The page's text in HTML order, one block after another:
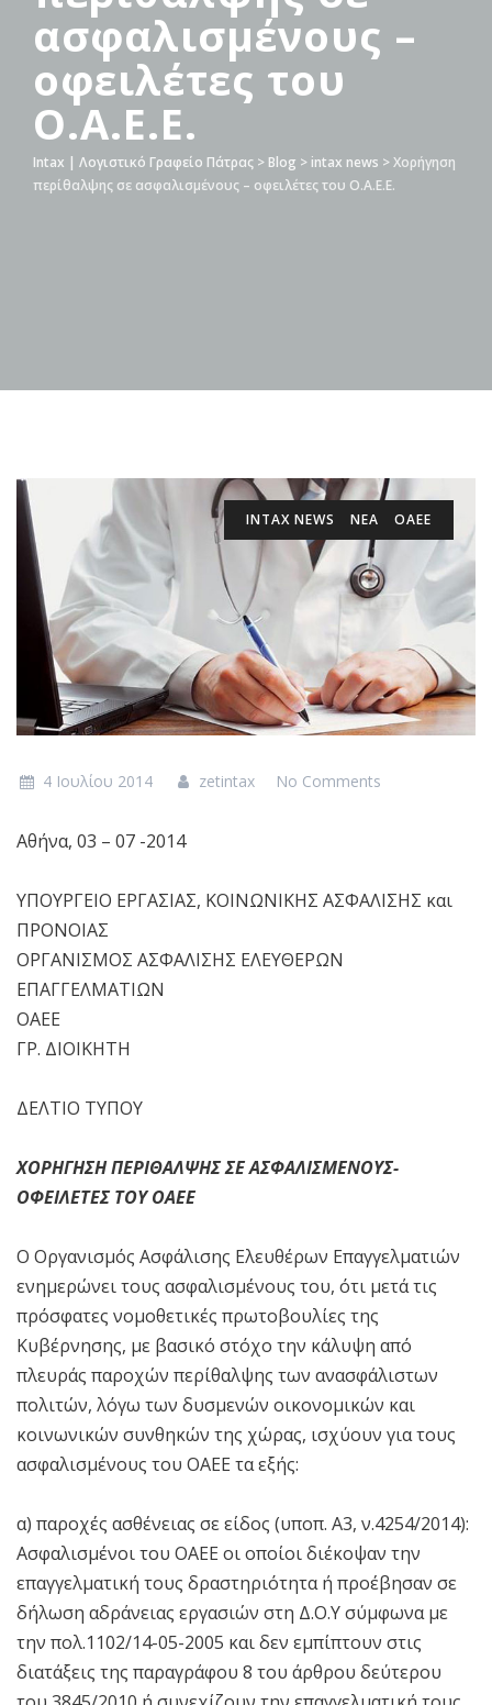
ασφαλισμένους –
οφειλέτες του
Ο.Α.Ε.Ε.
Intax | Λογιστικό Γραφείο Πάτρας > Blog > intax news >Χορήγηση
περίθαλψης σε ασφαλισμένους – οφειλέτες του Ο.Α.Ε.Ε.
INTAX NEWS ΝΕΑ ΟΑΕΕ
4 Ιουλίου 2014 zetintax No Comments
Αθήνα, 03 – 07 -2014
ΥΠΟΥΡΓΕΙΟ ΕΡΓΑΣΙΑΣ, ΚΟΙΝΩΝΙΚΗΣ ΑΣΦΑΛΙΣΗΣ και
ΠΡΟΝΟΙΑΣ
ΟΡΓΑΝΙΣΜΟΣ ΑΣΦΑΛΙΣΗΣ ΕΛΕΥΘΕΡΩΝ
ΕΠΑΓΓΕΛΜΑΤΙΩΝ
ΟΑΕΕ
ΓΡ. ΔΙΟΙΚΗΤΗ
ΔΕΛΤΙΟ ΤΥΠΟΥ
ΧΟΡΗΓΗΣΗ ΠΕΡΙΘΑΛΨΗΣ ΣΕ ΑΣΦΑΛΙΣΜΕΝΟΥΣ-
ΟΦΕΙΛΕΤΕΣ ΤΟΥ ΟΑΕΕ
Ο Οργανισμός Ασφάλισης Ελευθέρων Επαγγελματιών
ενημερώνει τους ασφαλισμένους του, ότι μετά τις
πρόσφατες νομοθετικές πρωτοβουλίες της
Κυβέρνησης, με βασικό στόχο την κάλυψη από
πλευράς παροχών περίθαλψης των ανασφάλιστων
πολιτών, λόγω των δυσμενών οικονομικών και
κοινωνικών συνθηκών της χώρας, ισχύουν για τους
ασφαλισμένους του ΟΑΕΕ τα εξής:
α) παροχές ασθένειας σε είδος (υποπ. Α3, ν.4254/2014):
Ασφαλισμένοι του ΟΑΕΕ οι οποίοι διέκοψαν την
επαγγελματική τους δραστηριότητα ή προέβησαν σε
δήλωση αδράνειας εργασιών στη Δ.Ο.Υ σύμφωνα με
την πολ.1102/14-05-2005 και δεν εμπίπτουν στις
διατάξεις της παραγράφου 8 του άρθρου δεύτερου